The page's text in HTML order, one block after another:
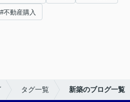
#不動産購入
タグ一覧 新築のブログ一覧